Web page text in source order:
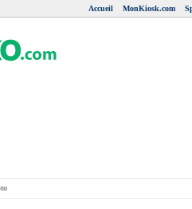
Accueil MonKiosk.com